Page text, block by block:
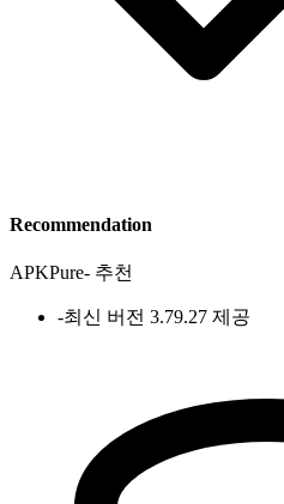
Recommendation
APKPure- 추천
-최신 버전 3.79.27 제공